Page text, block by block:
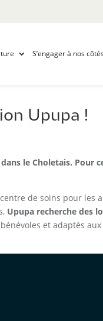
S’engager à nos
Upupa !
le Choletais. Pour
de soins pour les
Upupa recherche des
et adaptés